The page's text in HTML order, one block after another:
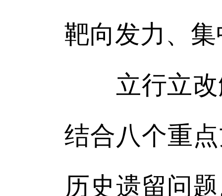
靶向发力、
立行立改
结合八个重
历史遗留问